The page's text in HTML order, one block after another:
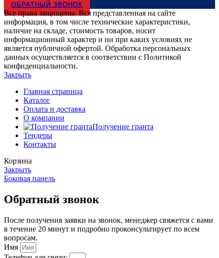
ОБРАТНЫЙ ЗВОНОК
Все права защищены. Вся представленная на сайте
информация, в том числе технические характеристики,
наличие на складе, стоимость товаров, носит
информационный характер и ни при каких условиях не
является публичной офертой. Обработка персональных
данных осуществляется в соответствии с Политикой
конфиденциальности.
Закрыть
Главная страница
Каталог
Оплата и доставка
О компании
Получение гранта
Тендеры
Контакты
Корзина
Закрыть
Боковая панель
Обратный звонок
После получения заявки на звонок, менеджер свяжется с вами
в течение 20 минут и подробно проконсультирует по всем
вопросам.
Имя